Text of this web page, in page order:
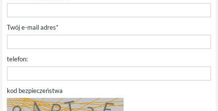
Twój e-mail adres*
telefon:
kod bezpieczeństwa